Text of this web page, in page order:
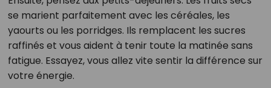
se marient parfaitement avec les céréales, les
yaourts ou les porridges. Ils remplacent les sucres
raffinés et vous aident à tenir toute la matinée sans
fatigue. Essayez, vous allez vite sentir la différence sur
votre énergie.